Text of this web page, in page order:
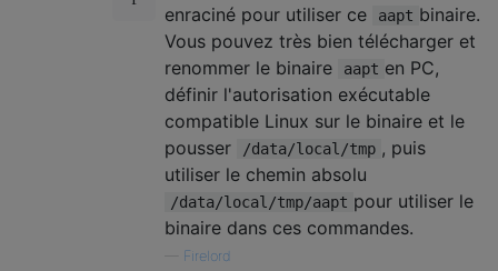
enraciné pour utiliser ce
aapt binaire.
Vous pouvez très bien télécharger et
renommer le binaire
aapt en PC,
définir l'autorisation exécutable
compatible Linux sur le binaire et le
pousser
/data/local/tmp , puis
utiliser le chemin absolu
/data/local/tmp/aapt pour utiliser le
binaire dans ces commandes.
Firelord